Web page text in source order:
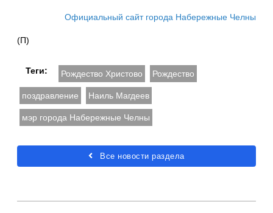
Официальный сайт города Набережные Челны
(П)
Теги: Рождество Христово Рождество
поздравление Наиль Магдеев
мэр города Набережные Челны
Все новости раздела